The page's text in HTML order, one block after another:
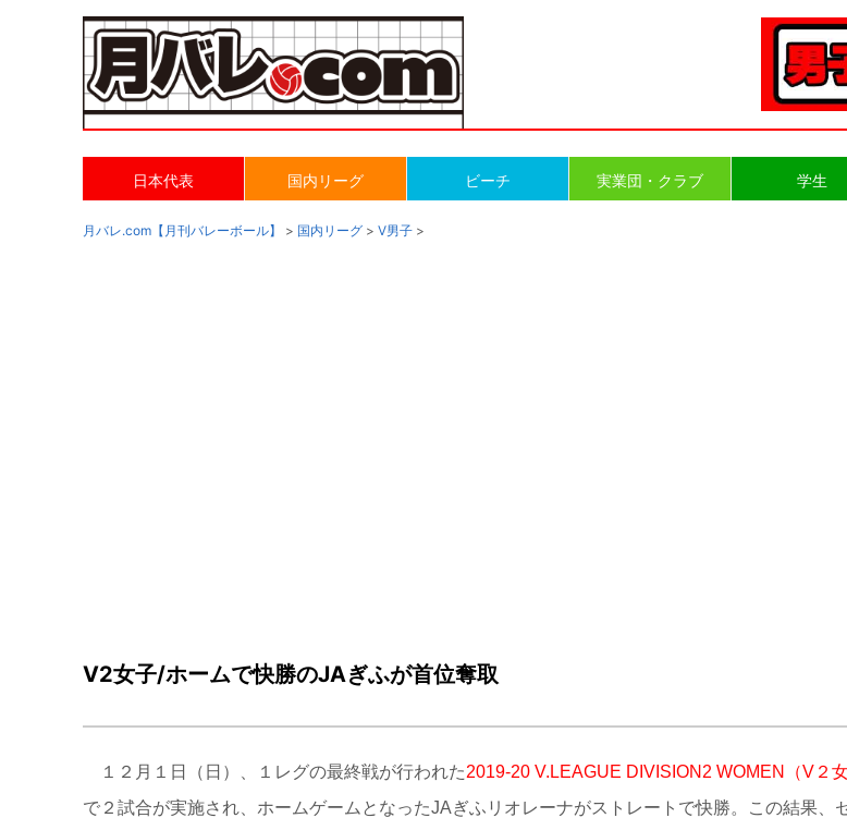
日本代表 国内リーグ ビーチ 実業団・クラブ 学生
月バレ.com【月刊バレーボール】 > 国内リーグ > V男子 >
V2女子/ホームで快勝のJAぎふが首位奪取
１２月１日（日）、１レグの最終戦が行われた2019-20 V.LEAGUE DIVISION2 WOMEN（V２女
で ２試合が実施され、ホームゲームとなったJAぎふリオレーナがストレートで快勝。この結果、